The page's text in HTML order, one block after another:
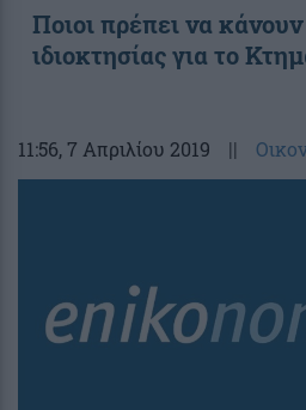
Ποιοι πρέπει να
ιδιοκτησίας για το
11:56, 7 Απριλίου 2019 ||